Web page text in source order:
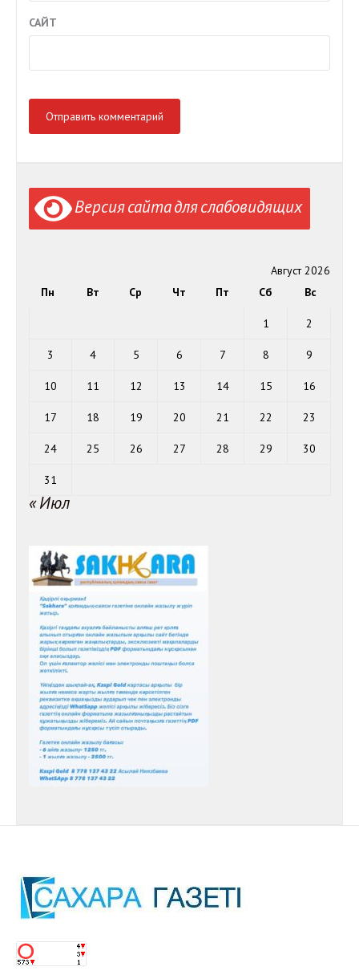
САЙТ
Версия сайта для слабовидящих
Август 2026
Пн
Вт Ср Чт Пт Сб Вс
1 2
3 4 5 6 7 8 9
10 11 12 13 14 15 16
17 18 19 20 21 22 23
24 25 26 27 28 29 30
31
« Июл